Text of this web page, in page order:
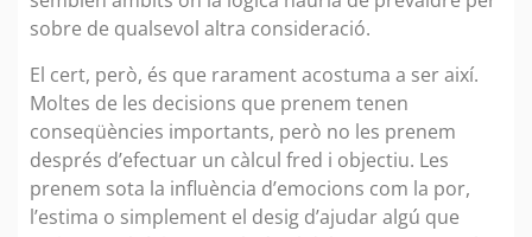
sobre de qualsevol altra consideració.
El cert, però, és que rarament acostuma a ser així.
Moltes de les decisions que prenem tenen
conseqüències importants, però no les prenem
després d’efectuar un càlcul fred i objectiu. Les
prenem sota la influència d’emocions com la por,
l’estima o simplement el desig d’ajudar algú que